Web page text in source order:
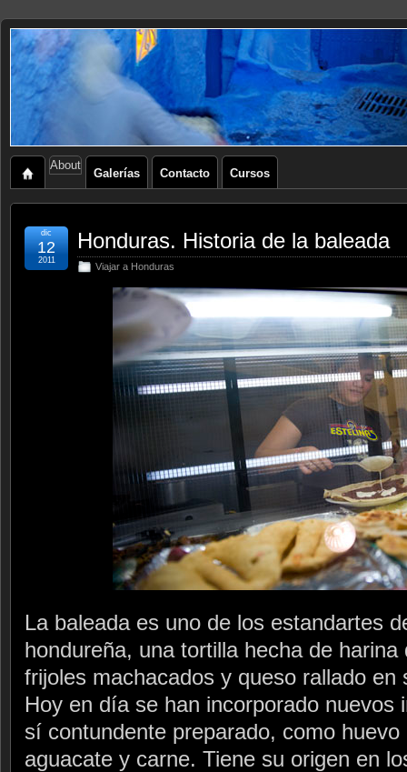
About
Galerías Contacto Cursos
Honduras. Historia de la baleada
Viajar a Honduras
dic
12
2011
La baleada es uno de los estandartes
hondureña, una tortilla hecha de
frijoles machacados y queso rallado en
Hoy en día se han incorporado nuevos
sí contundente preparado, como
aguacate y carne. Tiene su origen en